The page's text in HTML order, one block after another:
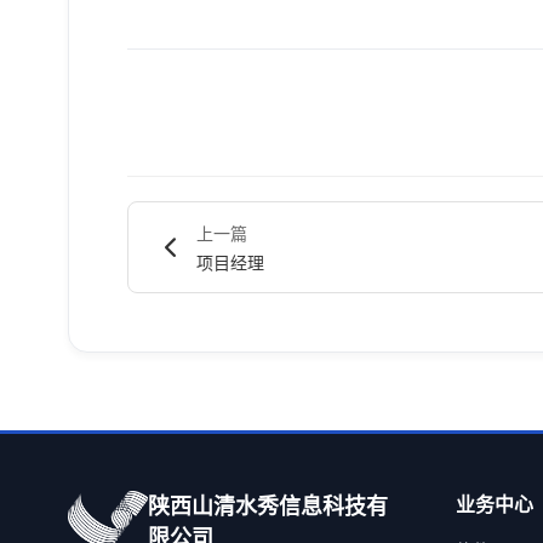
上一篇
项目经理
陕西山清水秀信息科技有
限公司
业务中心